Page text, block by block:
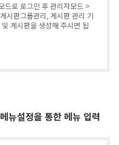
드로 로그인 후 관리자모드 >
시판그룹관리, 게시판 관리 기
게시판을 생성해 주시면 됩
뉴설정을 통한 메뉴 입력